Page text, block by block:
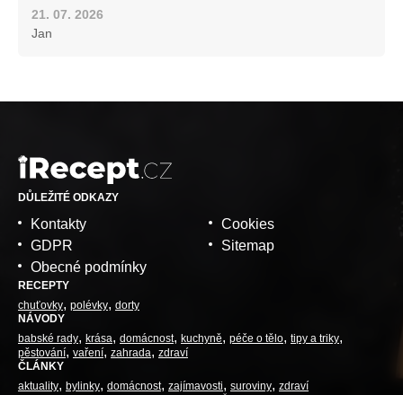
21. 07. 2026
Jan
DŮLEŽITÉ ODKAZY
Kontakty
GDPR
Obecné podmínky
Cookies
Sitemap
RECEPTY
chuťovky polévky dorty
NÁVODY
babské rady krása domácnost kuchyně péče o tělo tipy a triky
pěstování vaření zahrada
zdraví
ČLÁNKY
aktuality bylinky domácnost zajímavosti suroviny zdraví